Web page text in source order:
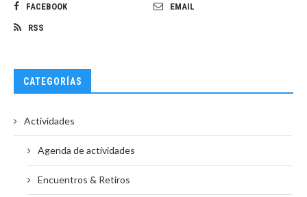
FACEBOOK EMAIL
RSS
CATEGORÍAS
Actividades
Agenda de actividades
Encuentros & Retiros